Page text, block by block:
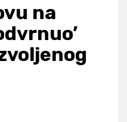
na